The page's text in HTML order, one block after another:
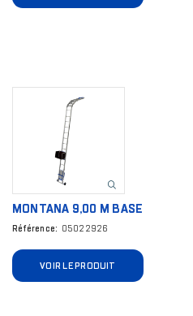
MONTANA 9,00 M BASE
Référence 05022926
VOIR LE PRODUIT